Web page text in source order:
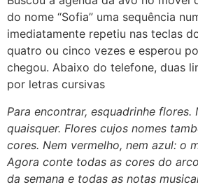
do nome “Sofia” uma sequência
imediatamente repetiu nas teclas
quatro ou cinco vezes e esperou
chegou. Abaixo do telefone, duas
por letras cursivas
Para encontrar, esquadrinhe flores.
quaisquer. Flores cujos nomes
cores. Nem vermelho, nem azul: o
Agora conte todas as cores do
da semana e todas as notas